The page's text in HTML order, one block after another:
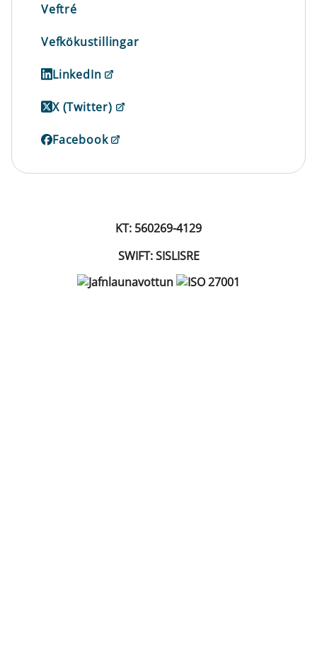
Veftré
Vefkökustillingar
LinkedIn
X (Twitter)
Facebook
KT: 560269-4129
SWIFT: SISLISRE